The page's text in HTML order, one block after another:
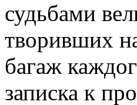
судьбами
творивших
багаж
записка к